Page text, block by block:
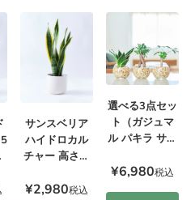
サンスベリア
ハイドロカル
チャー 高さ約
¥2,980税込
選べる3点セッ
ト（ガジュマ
ル パキラ サン
¥6,980税込